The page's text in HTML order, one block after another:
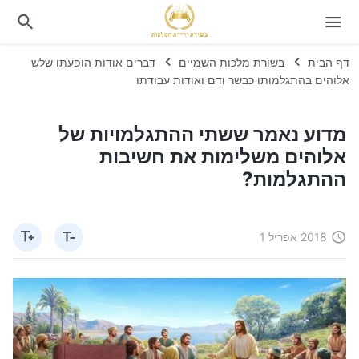
דף הבית בשורת מלכות השמיים
דברים אודות הופעתו שלש
אלוהים בהתגלמותו כבשר ודם ואודות עבודתו
מדוע נאמר ששתי ההתגלמויות של
אלוהים משלימות את חשיבות
ההתגלמות?
2018 אפריל 1